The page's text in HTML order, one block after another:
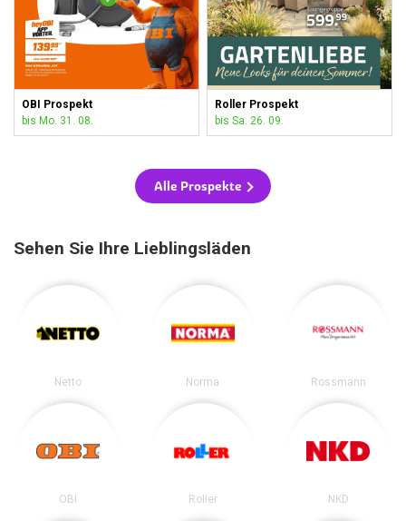
OBI Prospekt
bis Mo. 31. 08.
Roller Prospekt
bis Sa. 26. 09.
Alle Prospekte
Sehen Sie Ihre Lieblingsläden
Netto Norma Rossmann
OBI Roller NKD